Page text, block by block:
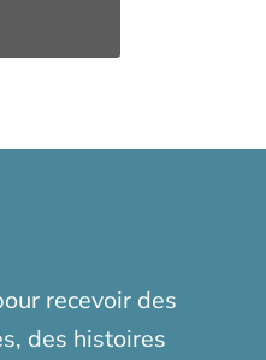
recevoir des
des histoires